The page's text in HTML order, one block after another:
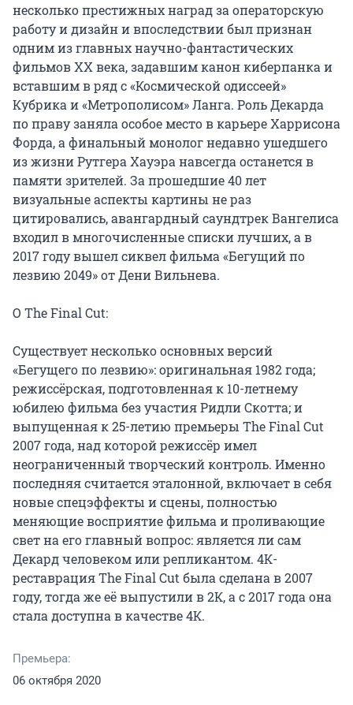
несколько престижных наград за операторскую
работу и дизайн и впоследствии был признан
одним из главных научно-фантастических
фильмов XX века, задавшим канон киберпанка и
вставшим в ряд с «Космической одиссеей»
Кубрика и «Метрополисом» Ланга. Роль Декарда
по праву заняла особое место в карьере Харрисона
Форда, а финальный монолог недавно ушедшего
из жизни Рутгера Хауэра навсегда останется в
памяти зрителей. За прошедшие 40 лет
визуальные аспекты картины не раз
цитировались, авангардный саундтрек Вангелиса
входил в многочисленные списки лучших, а в
2017 году вышел сиквел фильма «Бегущий по
лезвию 2049» от Дени Вильнева.
О The Final Cut:
Существует несколько основных версий
«Бегущего по лезвию»: оригинальная 1982 года;
режиссёрская, подготовленная к 10-летнему
юбилею фильма без участия Ридли Скотта; и
выпущенная к 25-летию премьеры The Final Cut
2007 года, над которой режиссёр имел
неограниченный творческий контроль. Именно
последняя считается эталонной, включает в себя
новые спецэффекты и сцены, полностью
меняющие восприятие фильма и проливающие
свет на его главный вопрос: является ли сам
Декард человеком или репликантом. 4К-
реставрация The Final Cut была сделана в 2007
году, тогда же её выпустили в 2К, а с 2017 года она
стала доступна в качестве 4К.
Премьера:
06 октября 2020